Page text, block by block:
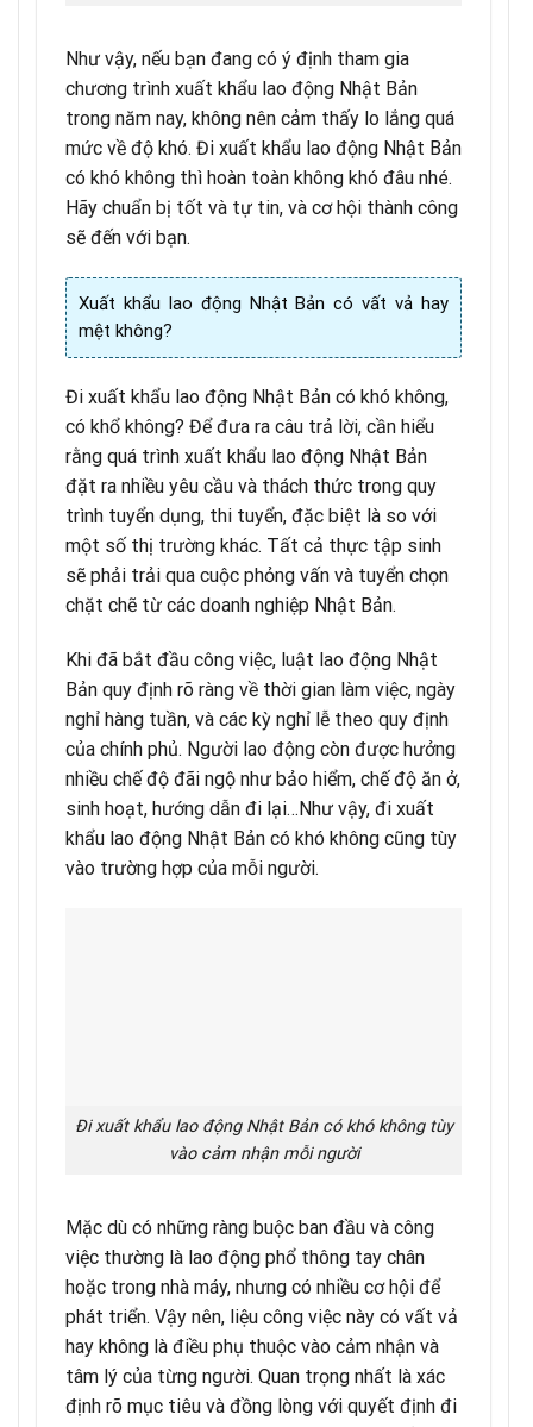
Như vậy, nếu bạn đang có ý định tham gia
chương trình xuất khẩu lao động Nhật Bản
trong năm nay, không nên cảm thấy lo lắng quá
mức về độ khó. Đi xuất khẩu lao động Nhật Bản
có khó không thì hoàn toàn không khó đâu nhé.
Hãy chuẩn bị tốt và tự tin, và cơ hội thành công
sẽ đến với bạn.
Xuất khẩu lao động Nhật Bản có vất vả hay
mệt không?
Đi xuất khẩu lao động Nhật Bản có khó không,
có khổ không? Để đưa ra câu trả lời, cần hiểu
rằng quá trình xuất khẩu lao động Nhật Bản
đặt ra nhiều yêu cầu và thách thức trong quy
trình tuyển dụng, thi tuyển, đặc biệt là so với
một số thị trường khác. Tất cả thực tập sinh
sẽ phải trải qua cuộc phỏng vấn và tuyển chọn
chặt chẽ từ các doanh nghiệp Nhật Bản.
Khi đã bắt đầu công việc, luật lao động Nhật
Bản quy định rõ ràng về thời gian làm việc, ngày
nghỉ hàng tuần, và các kỳ nghỉ lễ theo quy định
của chính phủ. Người lao động còn được hưởng
nhiều chế độ đãi ngộ như bảo hiểm, chế độ ăn ở,
sinh hoạt, hướng dẫn đi lại…Như vậy, đi xuất
khẩu lao động Nhật Bản có khó không cũng tùy
vào trường hợp của mỗi người.
Đi xuất khẩu lao động Nhật Bản có khó không tùy
vào cảm nhận mỗi người
Mặc dù có những ràng buộc ban đầu và công
việc thường là lao động phổ thông tay chân
hoặc trong nhà máy, nhưng có nhiều cơ hội để
phát triển. Vậy nên, liệu công việc này có vất vả
hay không là điều phụ thuộc vào cảm nhận và
tâm lý của từng người. Quan trọng nhất là xác
định rõ mục tiêu và đồng lòng với quyết định đi